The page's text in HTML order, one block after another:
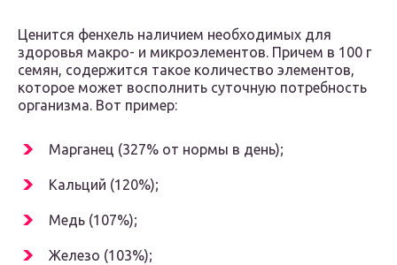
Ценится фенхель наличием необходимых для
здоровья макро- и микроэлементов. Причем в 100 г
семян, содержится такое количество элементов,
которое может восполнить суточную потребность
организма. Вот пример:
Марганец (327% от нормы в день);
Кальций (120%);
Медь (107%);
Железо (103%);